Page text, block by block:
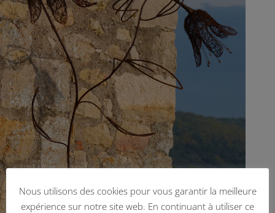
Nous utilisons des cookies pour vous garantir la meilleure
expérience sur notre site web. En continuant à utiliser ce